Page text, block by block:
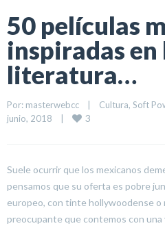
50 películas
inspiradas en
literatura…
Por: masterwebcc | Cultura, Soft
junio, 2018
| 3
Suele ocurrir que los mexicanos
pensamos que su oferta es pobre
europeo, con tinte hollywoodense o
preocupante que contemos con una